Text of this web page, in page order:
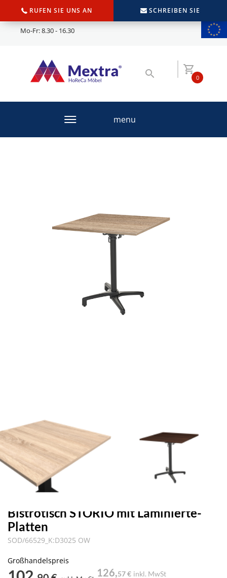
RUFEN SIE UNS AN SCHREIBEN SIE
Mo-Fr: 8.30 - 16.30
0
menu
Bistrotisch STORIO mit Laminierte-
Platten
SOD/66529_K:D3025 OW
Großhandelspreis
126,57 € inkl. MwSt